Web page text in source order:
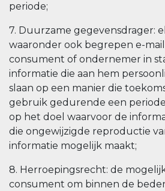
periode;
7. Duurzame gegevensdrager:
waaronder ook begrepen e-
consument of ondernemer in
informatie die aan hem
slaan op een manier die
gebruik gedurende een
op het doel waarvoor de
die ongewijzigde reproductie
informatie mogelijk maakt;
8. Herroepingsrecht: de
consument om binnen de